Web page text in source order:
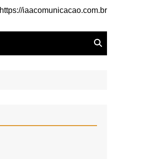
https://iaacomunicacao.com.br